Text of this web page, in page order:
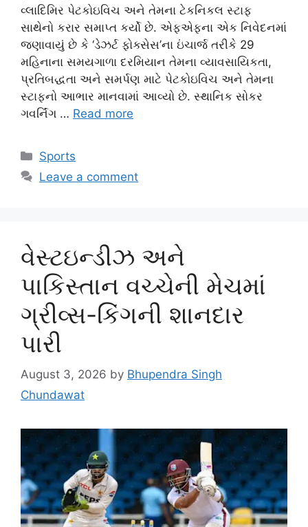
વ્લાદિમિર પેટકોઇવિચ અને તેમના ટેકનિકલ સ્ટાફ
સાથેનો કરાર સમાપ્ત કર્યો છે. એફએફના એક નિવેદનમાં
જણાવાયું છે કે ‘ડેઝર્ટ ફોક્સેસ’ના ઇંચાર્જ તરીકે 29
મહિનાના સમયગાળા દરમિયાન તેમના વ્યાવસાયિકતા,
પ્રતિબદ્ધતા અને સમર્પણ માટે પેટકોઇવિચ અને તેમના
સ્ટાફનો આભાર માનવામાં આવ્યો છે. સ્થાનિક સોકર
ગવર્નિંગ … Read more
Categories
Sports
Leave a comment
વેસ્ટઇન્ડીઝ અને
પાકિસ્તાન વચ્ચેની મેચમાં
ગ્રીવ્સ-કિંગની શાનદાર
પારી
August 3, 2026 by Bhupendra Singh
Chundawat